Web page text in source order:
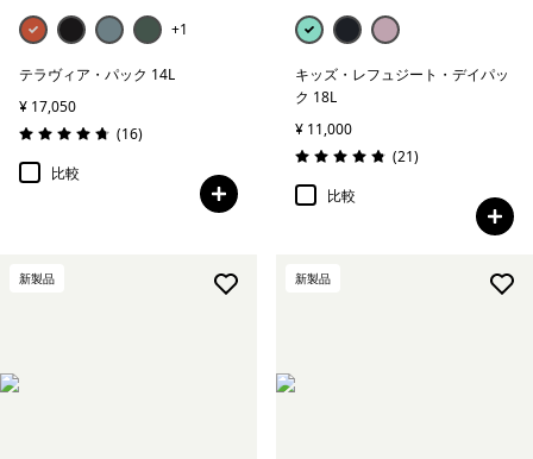
+1
テラヴィア・パック 14L
¥ 17,050
評価: 4.8 / 5
(16レビュー
)
比較
キッズ・レフュジート・デイパッ
ク 18L
¥ 11,000
評価: 4.9 / 5
(21レビュー
)
比較
新製品 新製品